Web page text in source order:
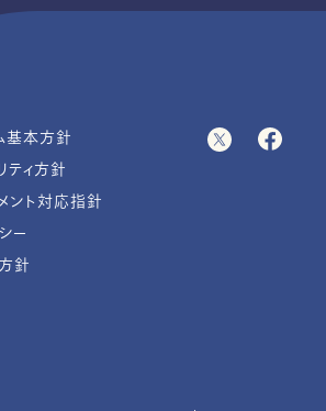
基本方針
ティ方針
ント対応指針
ー
針